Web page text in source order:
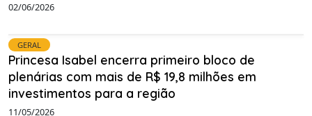
02/06/2026
GERAL
Princesa Isabel encerra primeiro bloco de
plenárias com mais de R$ 19,8 milhões em
investimentos para a região
11/05/2026